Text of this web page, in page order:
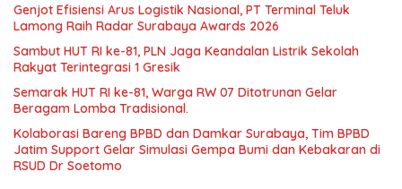
Genjot Efisiensi Arus Logistik Nasional, PT Terminal Teluk
Lamong Raih Radar Surabaya Awards 2026
Sambut HUT RI ke-81, PLN Jaga Keandalan Listrik Sekolah
Rakyat Terintegrasi 1 Gresik
Semarak HUT RI ke-81, Warga RW 07 Ditotrunan Gelar
Beragam Lomba Tradisional.
Kolaborasi Bareng BPBD dan Damkar Surabaya, Tim BPBD
Jatim Support Gelar Simulasi Gempa Bumi dan Kebakaran di
RSUD Dr Soetomo